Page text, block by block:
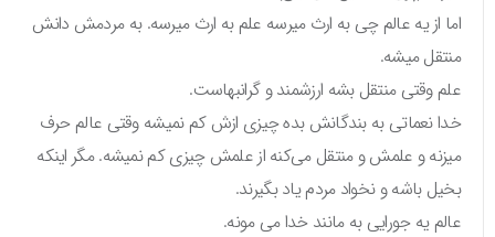
اما از یه عالم چی به ارث میرسه علم به ارث میرسه. به مردمش دانش
منتقل میشه.
علم وقتی منتقل بشه ارزشمند و گرانبهاست.
خدا نعماتی به بندگانش بده چیزی ازش کم نمیشه وقتی عالم حرف
میزنه و علمش و منتقل می‌کنه از علمش چیزی کم نمیشه. مگر اینکه
بخیل باشه و نخواد مردم یاد بگیرند.
عالم یه جورایی به مانند خدا می مونه.